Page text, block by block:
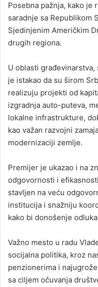
Posebna pažnja, kako je
saradnje sa Republikom
Sjedinjenim Američkim
drugih regiona.
U oblasti
je istakao da su širom
realizuju projekti od
izgradnja auto-puteva,
lokalne infrastrukture,
kao važan razvojni
modernizaciji zemlje.
Premijer je ukazao i na
odgovornosti i
stavljen na veću
institucija i snažniju
kako bi donošenje
Važno mesto u radu
socijalna politika, kroz
penzionerima i
sa ciljem očuvanja